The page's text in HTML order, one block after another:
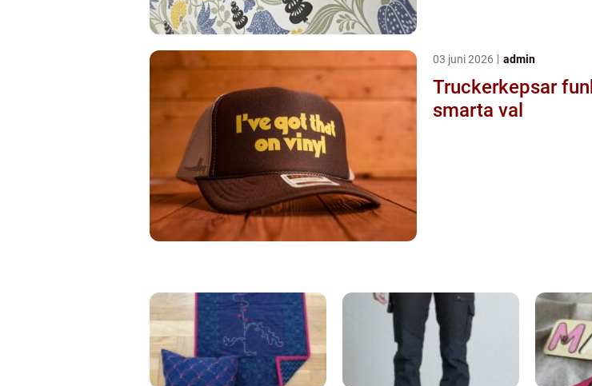
03 juni 2026 admin
Truckerkepsar funktion, stil och
smarta val